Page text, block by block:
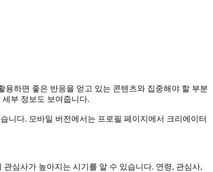
용하면 좋은 반응을 얻고 있는 콘텐츠와 집중해야 할 부분
부 정보도 보여줍니다.
니다. 모바일 버전에서는 프로필 페이지에서 크리에이터
심사가 높아지는 시기를 알 수 있습니다. 연령, 관심사,